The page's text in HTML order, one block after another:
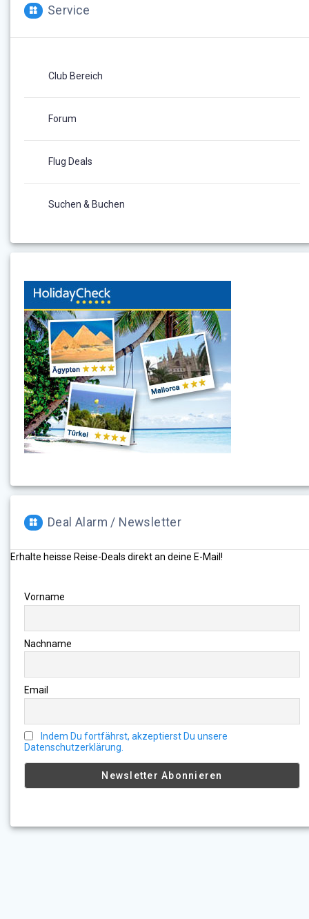
Service
Club Bereich
Forum
Flug Deals
Suchen & Buchen
Deal Alarm / Newsletter
Erhalte heisse Reise-Deals direkt an deine E-Mail!
Vorname
Nachname
Email
Indem Du fortfährst, akzeptierst Du unsere
Datenschutzerklärung.